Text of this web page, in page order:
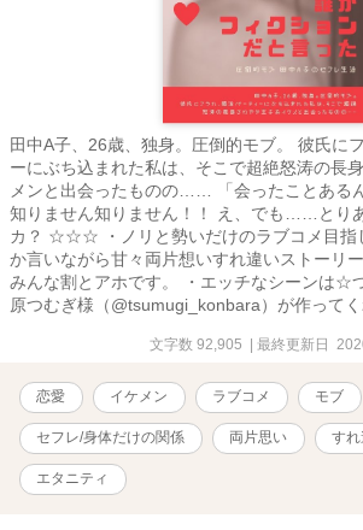
田中A子、26歳、独身。圧倒的モブ。 彼氏に
ーにぶち込まれた私は、そこで超絶怒涛の長
メンと出会ったものの…… 「会ったことある
知りません知りません！！ え、でも……とり
カ？ ☆☆☆ ・ノリと勢いだけのラブコメ目指
か言いながら甘々両片想いすれ違いストーリ
みんな割とアホです。 ・エッチなシーンは☆
原つむぎ様（@tsumugi_konbara）が作ってく
文字数 92,905 | 最終更新日
恋愛 イケメン ラブコメ モブ
セフレ/身体だけの関係 両片思い す
エタニティ